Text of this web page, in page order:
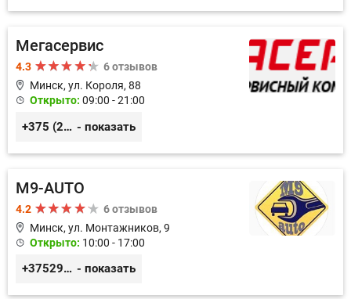
Мегасервис
4.3
6 отзывов
Минск, ул. Короля, 88
Открыто: 09:00 - 21:00
+375 (29) 627-44-88 - показать
M9-AUTO
4.2
6 отзывов
Минск, ул. Монтажников, 9
Открыто: 10:00 - 17:00
+375299395764 - показать